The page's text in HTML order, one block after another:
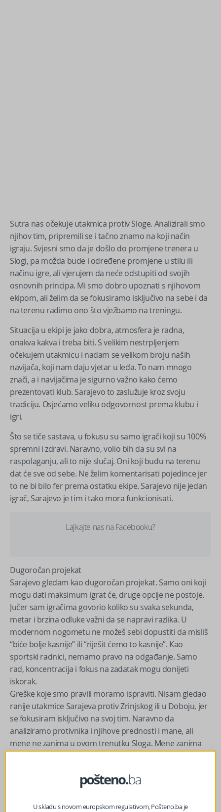
Sutra nas očekuje utakmica protiv Sloge. Analizirali smo
njihov tim, pripremili se i tačno znamo na koji način
igraju. Svjesni smo da je došlo do promjene trenera u
Slogi, pa možda bude i određene promjene u stilu ili
načinu igre, ali vjerujem da neće odstupiti od svojih
osnovnih principa. Mi smo dobro upoznati s njihovom
ekipom, ali želim da se fokusiramo isključivo na sebe i da
na terenu radimo ono što vježbamo na treningu.
Situacija u ekipi je jako dobra, atmosfera je radna,
onakva kakva i treba biti. S velikim nestrpljenjem
očekujem utakmicu i nadam se velikom broju naših
navijača, koji nam daju vjetar u leđa. To nam mnogo
znači, a i navijačima je sigurno važno kako ćemo
prezentovati klub. Sarajevo to zaslužuje kroz svoju
tradiciju. Osjećamo veliku odgovornost prema klubu i
igri.
Što se tiče sastava, u fokusu su samo igrači koji su 100%
spremni i zdravi. Naravno, volio bih da su svi na
raspolaganju, ali to nije slučaj. Oni koji budu na terenu
dat će sve od sebe. Ne želim komentarisati pojedince jer
to ne bi bilo fer prema ostatku ekipe. Sarajevo nije jedan
igrač, Sarajevo je tim i tako mora funkcionisati.
Lajkajte nas na Facebooku?
Dugoročan projekat
Sarajevo gledam kao dugoročan projekat. Samo oni koji
mogu dati maksimum igrat će, druge opcije ne postoje.
Jučer sam igračima govorio koliko su svaka sekunda,
metar i brzina odluke važni da se napravi razlika. U
modernom nogometu ne možeš sebi dopustiti da misliš
“biće bolje kasnije” ili “riješit ćemo to kasnije”. Kao
sportski radnici, nemamo pravo na odgađanje. Samo
rad, koncentracija i fokus na zadatak mogu donijeti
iskorak.
Greške koje smo pravili moramo ispraviti. Nisam gledao
ranije utakmice Sarajeva protiv Zrinjskog ili u Doboju, jer
se fokusiram isključivo na svoj tim. Naravno da
analiziramo protivnika i njihove prednosti i mane, ali
mene ne zanima u ovom trenutku Sloga. Mene zanima
Očekujem da već sutra ispravimo greške koje smo ranije
pravili. Ne želim se vraćati u prošlost, gledam samo
U skladu s novom europskom regulativom, Pošteno.ba je